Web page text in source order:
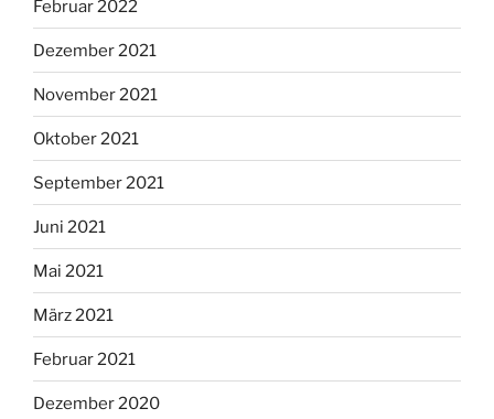
Februar 2022
Dezember 2021
November 2021
Oktober 2021
September 2021
Juni 2021
Mai 2021
März 2021
Februar 2021
Dezember 2020